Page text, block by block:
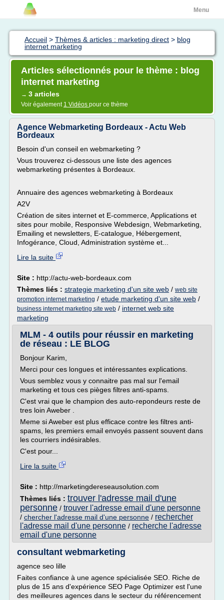
Menu
Accueil > Thèmes & articles : marketing direct > blog
internet marketing
Articles sélectionnés pour le thème : blog
internet marketing
→ 3 articles
Voir également 1 Vidéos pour ce thème
Agence Webmarketing Bordeaux - Actu Web
Bordeaux
Besoin d'un conseil en webmarketing ?
Vous trouverez ci-dessous une liste des agences
webmarketing présentes à Bordeaux.
Annuaire des agences webmarketing à Bordeaux
A2V
Création de sites internet et E-commerce, Applications et
sites pour mobile, Responsive Webdesign, Webmarketing,
Emailing et newsletters, E-catalogue, Hébergement,
Infogérance, Cloud, Administration système et...
Lire la suite
Site : http://actu-web-bordeaux.com
Thèmes liés : strategie marketing d'un site web / web site
promotion internet marketing / etude marketing d'un site web /
business internet marketing site web / internet web site
marketing
MLM - 4 outils pour réussir en marketing
de réseau : LE BLOG
Bonjour Karim,
Merci pour ces longues et intéressantes explications.
Vous semblez vous y connaitre pas mal sur l'email
marketing et tous ces pièges filtres anti-spams.
C'est vrai que le champion des auto-repondeurs reste de
tres loin Aweber .
Meme si Aweber est plus efficace contre les filtres anti-
spams, les premiers email envoyés passent souvent dans
les courriers indésirables.
C'est pour...
Lire la suite
Site : http://marketingdereseausolution.com
Thèmes liés : trouver l'adresse mail d'une
personne / trouver l'adresse email d'une personne
/ chercher l'adresse mail d'une personne / rechercher
l'adresse mail d'une personne / recherche l'adresse
email d'une personne
consultant webmarketing
agence seo lille
Faites confiance à une agence spécialisée SEO. Riche de
plus de 15 ans d'expérience SEO Page Optimizer est l'une
des meilleures agences dans le secteur du référencement